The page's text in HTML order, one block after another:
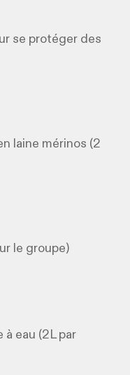
se protéger des
laine mérinos (2
le groupe)
à eau (2L par